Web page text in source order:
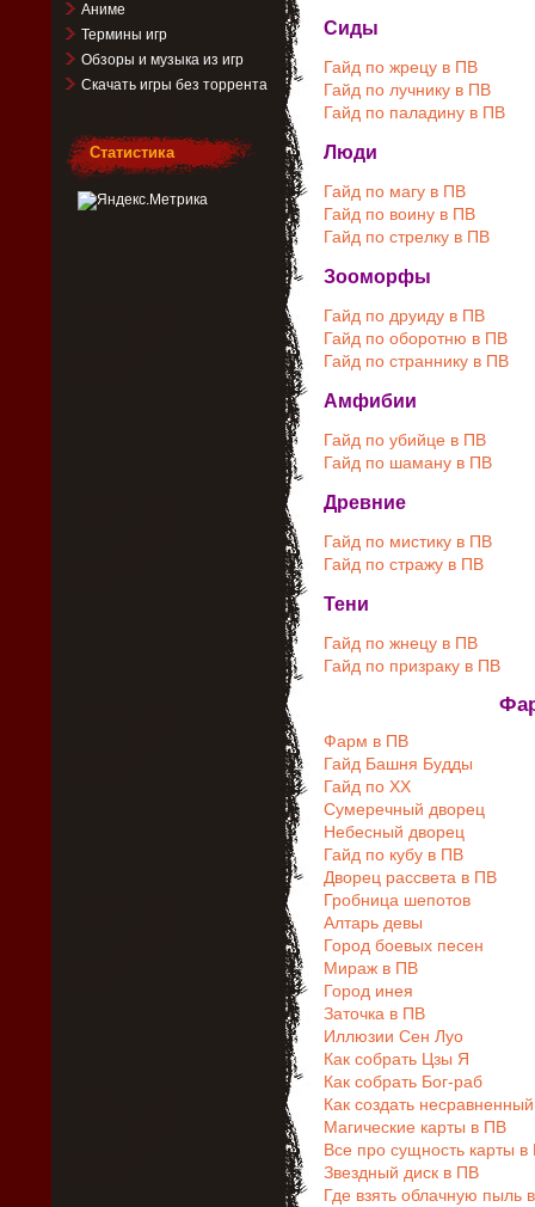
Сиды
Гайд по жрецу в ПВ
Гайд по лучнику в ПВ
Гайд по паладину в ПВ
Люди
Гайд по магу в ПВ
Гайд по воину в ПВ
Гайд по стрелку в ПВ
Зооморфы
Гайд по друиду в ПВ
Гайд по оборотню в ПВ
Гайд по страннику в ПВ
Амфибии
Гайд по убийце в ПВ
Гайд по шаману в ПВ
Древние
Гайд по мистику в ПВ
Гайд по стражу в ПВ
Тени
Гайд по жнецу в ПВ
Гайд по призраку в ПВ
Фарм в ПВ
Гайд Башня Будды
Гайд по ХХ
Сумеречный дворец
Небесный дворец
Гайд по кубу в ПВ
Дворец рассвета в ПВ
Гробница шепотов
Алтарь девы
Город боевых песен
Мираж в ПВ
Город инея
Заточка в ПВ
Иллюзии Сен Луо
Как собрать Цзы Я
Как собрать Бог-раб
Как создать
Магические карты в ПВ
Все про сущность карты в
Звездный диск в ПВ
Где взять облачную пыль
Аниме
Термины игр
Обзоры и музыка из игр
Скачать игры без торрента
Статистика